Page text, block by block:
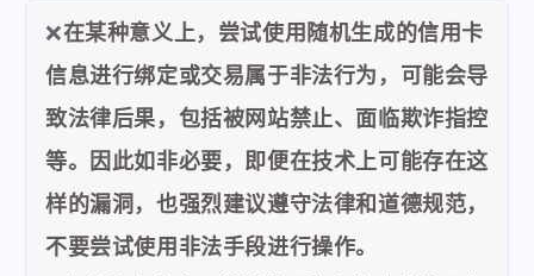
❌在某种意义上，尝试使用随机生成的信用卡
信息进行绑定或交易属于非法行为，可能会导
致法律后果，包括被网站禁止、面临欺诈指控
等。因此如非必要，即便在技术上可能存在这
样的漏洞，也强烈建议遵守法律和道德规范，
不要尝试使用非法手段进行操作。